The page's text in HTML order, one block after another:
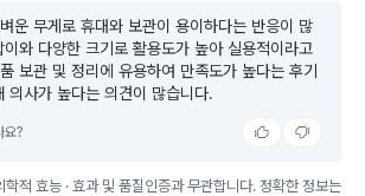
운 무게로 휴대와 보관이 용이하다는 반응이 많
와 다양한 크기로 활용도가 높아 실용적이라고
보관 및 정리에 유용하여 만족도가 높다는 후기
의사가 높다는 의견이 많습니다.
요?
학적 효능 · 효과 및 품질인증과 무관합니다. 정확한 정보는